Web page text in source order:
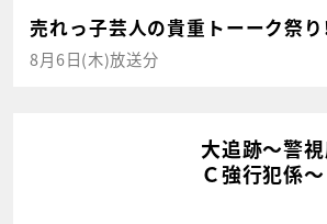
売れっ子芸人の貴重トーーク祭
8月6日(木)放送分
大追跡～警
Ｃ強行犯係